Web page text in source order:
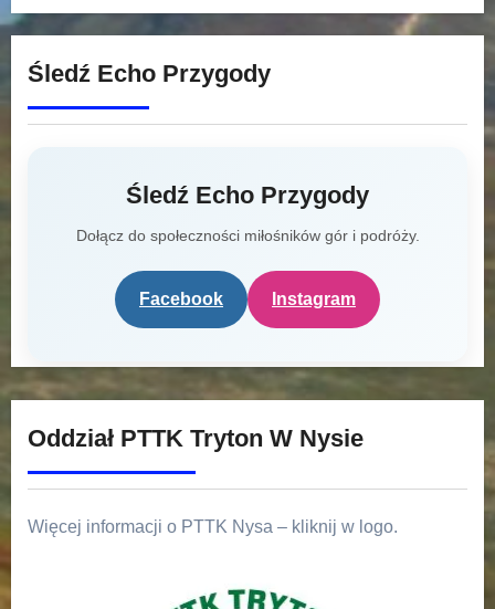
Śledź Echo Przygody
Śledź Echo Przygody
Dołącz do społeczności miłośników gór i podróży.
Facebook Instagram
Oddział PTTK Tryton W Nysie
Więcej informacji o PTTK Nysa – kliknij w logo.